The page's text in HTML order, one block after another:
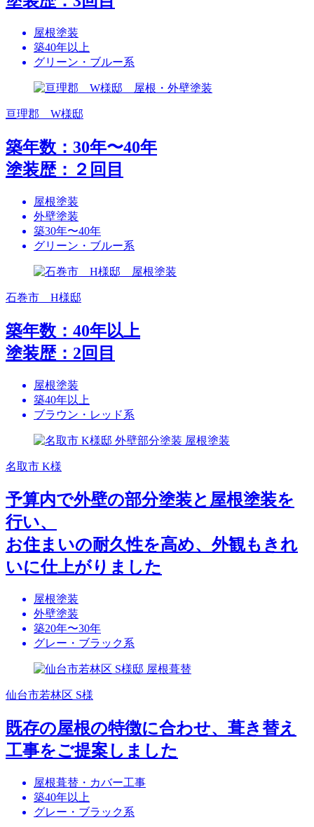
屋根塗装
築40年以上
グリーン・ブルー系
亘理郡 W様邸
築年数：30年〜40年
塗装歴：２回目
屋根塗装
外壁塗装
築30年〜40年
グリーン・ブルー系
石巻市 H様邸
築年数：40年以上
塗装歴：2回目
屋根塗装
築40年以上
ブラウン・レッド系
名取市 K様
予算内で外壁の部分塗装と屋根塗装を
行い、
お住まいの耐久性を高め、外観もきれ
いに仕上がりました
屋根塗装
外壁塗装
築20年〜30年
グレー・ブラック系
仙台市若林区 S様
既存の屋根の特徴に合わせ、葺き替え
工事をご提案しました
屋根葺替・カバー工事
築40年以上
グレー・ブラック系